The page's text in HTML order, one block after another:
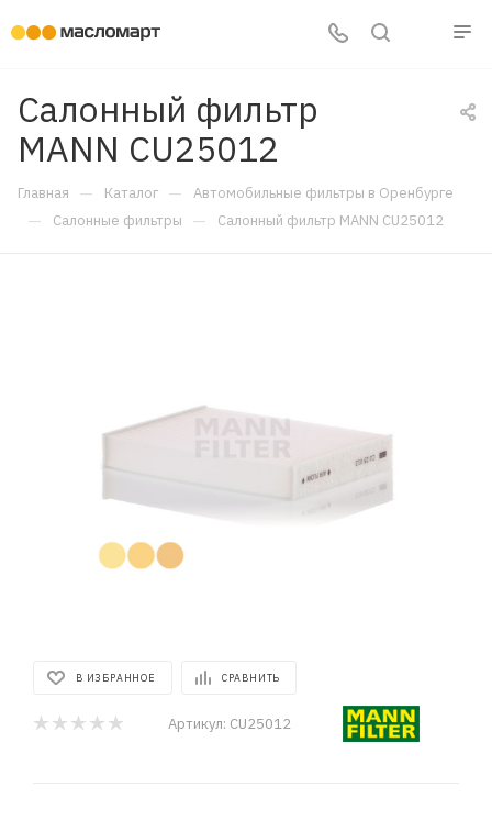
Салонный фильтр
MANN CU25012
Главная — Каталог — Автомобильные фильтры в Оренбурге
— Салонные фильтры — Салонный фильтр MANN CU25012
В ИЗБРАННОЕ СРАВНИТЬ
Артикул: CU25012